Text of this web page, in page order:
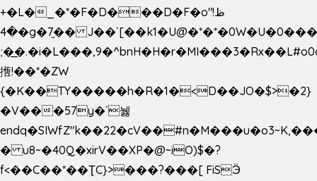
+�L�_�*�F�D���D�F�o"ظ!
�4�g�7֦�� J��`[��k1�U@�*�*�0W�U�0����_������äp�)2>�`@n����5DW˃��
揯!��*�ZW
{�K��TY�����h�R�1�<D��JO�$>�2}
�V���57y�`뉋
� u8~�40Q�xirV��XP�@~iO)$�?
f<��C��*��ƮC}>���?���[ FiSӬ